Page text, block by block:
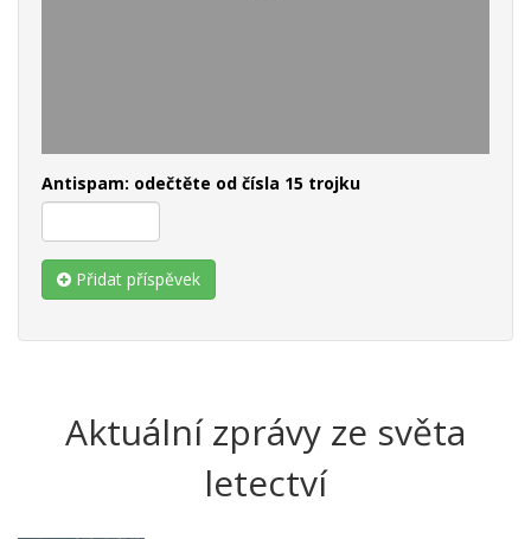
Antispam: odečtěte od čísla 15 trojku
Přidat příspěvek
Aktuální zprávy ze světa
letectví